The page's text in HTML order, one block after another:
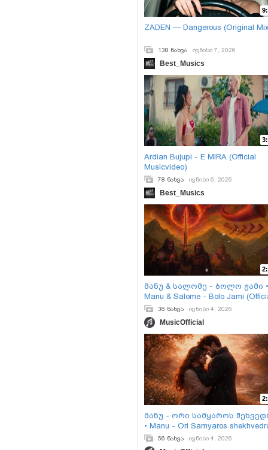
ZADEN — Dangerous (Original
138 ნახვა ივნისი 7, 2026
Best_Musics
Ardian Bujupi - E MIRA (Official
Musicvideo)
78 ნახვა ივნისი 6, 2026
Best_Musics
მანუ & სალომე - ბოლო ჟამი •
Manu & Salome - Bolo Jami
Music Video)
36 ნახვა ივნისი 4, 2026
MusicOfficial
მანუ - ორი სამყაროს
• Manu - Ori Samyaros
(Official Music Video)
56 ნახვა ივნისი 4, 2026